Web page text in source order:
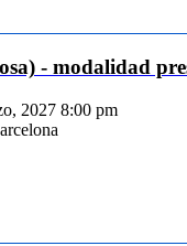
- modalidad
2027 8:00 pm